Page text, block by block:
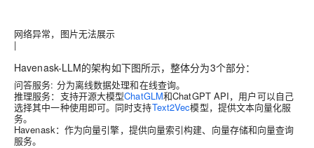
网络异常，图片无法展示
|
Havenask-LLM的架构如下图所示，整体分为3个部分：
问答服务: 分为离线数据处理和在线查询。
推理服务：支持开源大模型ChatGLM和ChatGPT API，用户可以自己
选择其中一种使用即可。同时支持Text2Vec模型，提供文本向量化服
务。
Havenask：作为向量引擎，提供向量索引构建、向量存储和向量查询
服务。